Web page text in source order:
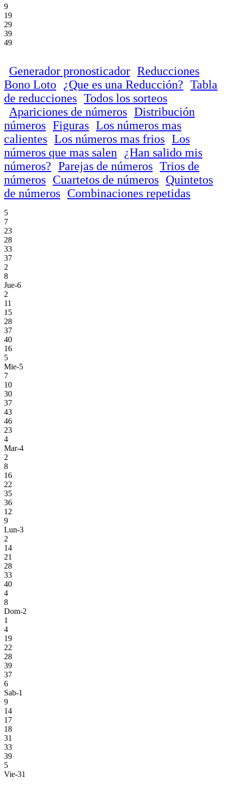
9
19
29
39
49
Generador pronosticador Reducciones
Bono Loto
¿Que es una Reducción? Tabla
de reducciones Todos los sorteos
Apariciones de números Distribución
números Figuras Los números mas
calientes Los números mas frios Los
números que mas salen
¿Han salido mis
números? Parejas de números Trios de
números Cuartetos de números Quintetos
de números Combinaciones repetidas
5
7
23
28
33
37
2
8
Jue-6
2
11
15
28
37
40
16
5
Mie-5
7
10
30
37
43
46
23
4
Mar-4
2
8
16
22
35
36
12
9
Lun-3
2
14
21
28
33
40
4
8
Dom-2
1
4
19
22
28
39
37
6
Sab-1
9
14
17
18
31
33
39
5
Vie-31